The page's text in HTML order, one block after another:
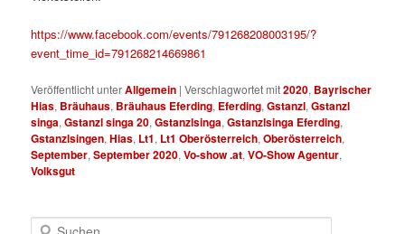
https://www.facebook.com/events/791268208003195/?
event_time_id=791268214669861
Veröffentlicht unterAllgemein |Verschlagwortet mit2020, Bayrischer
Hias, Bräuhaus, Bräuhaus Eferding, Eferding,Gstanzl,Gstanzl
singa,Gstanzl singa 20,Gstanzlsinga,Gstanzlsinga Eferding,
Gstanzlsingen,Hias, Lt1, Lt1 Oberösterreich,Oberösterreich,
September,September 2020,Vo-show .at,VO-Show Agentur,
Volksgut